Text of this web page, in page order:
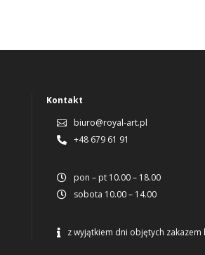
Kontakt
 biuro@royal-art.pl
 +48 679 61 91
 pon – pt 10.00 – 18.00
 sobota 10.00 – 14.00
 z wyjątkiem dni objętych zakazem